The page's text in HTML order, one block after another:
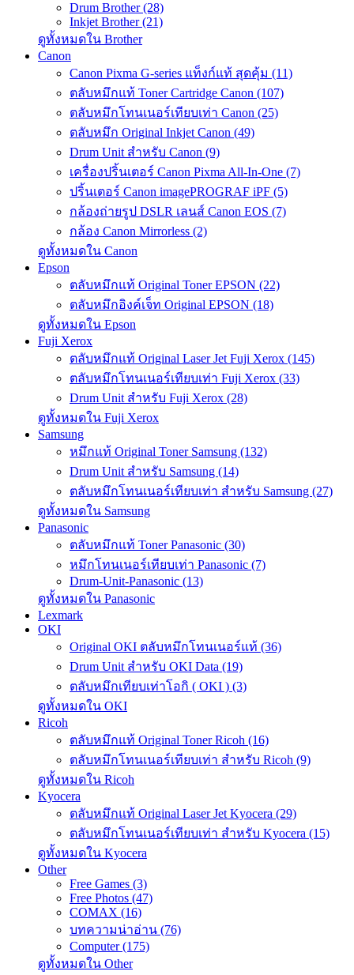
Drum Brother (28)
Inkjet Brother (21)
ดูทั้งหมดใน Brother
Canon
Canon Pixma G-series แท็งก์แท้ สุดคุ้ม (11)
ตลับหมึกแท้ Toner Cartridge Canon (107)
ตลับหมึกโทนเนอร์เทียบเท่า Canon (25)
ตลับหมึก Original Inkjet Canon (49)
Drum Unit สำหรับ Canon (9)
เครื่องปริ้นเตอร์ Canon Pixma All-In-One (7)
ปริ้นเตอร์ Canon imagePROGRAF iPF (5)
กล้องถ่ายรูป DSLR เลนส์ Canon EOS (7)
กล้อง Canon Mirrorless (2)
ดูทั้งหมดใน Canon
Epson
ตลับหมึกแท้ Original Toner EPSON (22)
ตลับหมึกอิงค์เจ็ท Original EPSON (18)
ดูทั้งหมดใน Epson
Fuji Xerox
ตลับหมึกแท้ Original Laser Jet Fuji Xerox (145)
ตลับหมึกโทนเนอร์เทียบเท่า Fuji Xerox (33)
Drum Unit สำหรับ Fuji Xerox (28)
ดูทั้งหมดใน Fuji Xerox
Samsung
หมึกแท้ Original Toner Samsung (132)
Drum Unit สำหรับ Samsung (14)
ตลับหมึกโทนเนอร์เทียบเท่า สำหรับ Samsung (27)
ดูทั้งหมดใน Samsung
Panasonic
ตลับหมึกแท้ Toner Panasonic (30)
หมึกโทนเนอร์เทียบเท่า Panasonic (7)
Drum-Unit-Panasonic (13)
ดูทั้งหมดใน Panasonic
Lexmark
OKI
Original OKI ตลับหมึกโทนเนอร์แท้ (36)
Drum Unit สำหรับ OKI Data (19)
ตลับหมึกเทียบเท่าโอกิ ( OKI ) (3)
ดูทั้งหมดใน OKI
Ricoh
ตลับหมึกแท้ Original Toner Ricoh (16)
ตลับหมึกโทนเนอร์เทียบเท่า สำหรับ Ricoh (9)
ดูทั้งหมดใน Ricoh
Kyocera
ตลับหมึกแท้ Original Laser Jet Kyocera (29)
ตลับหมึกโทนเนอร์เทียบเท่า สำหรับ Kyocera (15)
ดูทั้งหมดใน Kyocera
Other
Free Games (3)
Free Photos (47)
COMAX (16)
บทความน่าอ่าน (76)
Computer (175)
ดูทั้งหมดใน Other